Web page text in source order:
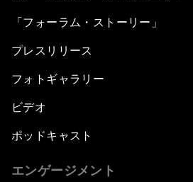
「フォーラム・ストーリー」
プレスリリース
フォトギャラリー
ビデオ
ポッドキャスト
エンゲージメント